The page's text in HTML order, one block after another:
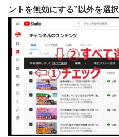
ントを無効にする”以外を選択